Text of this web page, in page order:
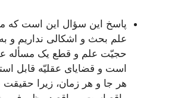
پاسخ این سؤال این است که
علم بحث و اشکالی نداریم و
حجیّت علم و قطع یک مسأله
است و قضایای عقلیّه قابل
هر جا و هر زمان، زیرا